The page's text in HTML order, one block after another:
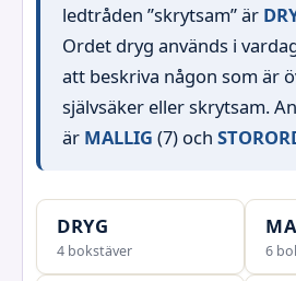
ledtråden ”skrytsam” är
Ordet dryg används i
att beskriva någon som är
självsäker eller skrytsam.
är MALLIG (7) och
DRYG
4 bokstäver 6